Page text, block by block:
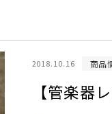
2018.10.16 商品
【管楽器